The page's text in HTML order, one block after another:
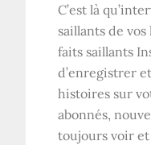
C’est là
saillants de
faits saillants
d’enregistrer
histoires sur
abonnés,
toujours voir